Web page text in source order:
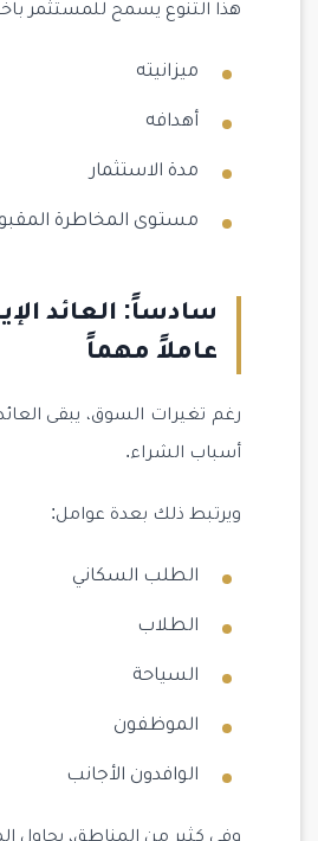
هذا التنوع يسمح للمستثمر
ميزانيته
أهدافه
مدة الاستثمار
مستوى المخاطرة
سادساً: العائد
عاملاً مهماً
رغم تغيرات السوق، يبقى
أسباب الشراء.
ويرتبط ذلك بعدة عوامل:
الطلب السكاني
الطلاب
السياحة
الموظفون
الوافدون الأجانب